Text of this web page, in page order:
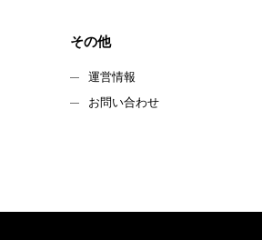
その他
運営情報
お問い合わせ